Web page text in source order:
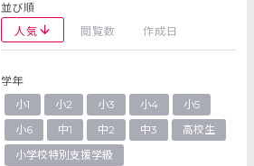
並び順
人気
閲覧数 作成日
学年
小1
小2 小3 小4
小5
小6
中1 中2 中3
高校生
小学校特別支援学級